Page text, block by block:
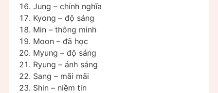
Jung – chính nghĩa
Kyong – độ sáng
Min – thông minh
Moon – đã học
Myung – độ sáng
Ryung – ánh sáng
Sang – mãi mãi
Shin – niềm tin